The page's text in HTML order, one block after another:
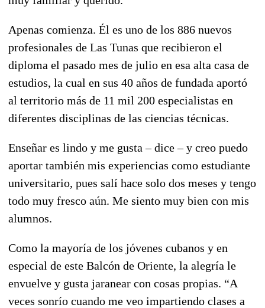
Apenas comienza. Él es uno de los 886 nuevos
profesionales de Las Tunas que recibieron el
diploma el pasado mes de julio en esa alta casa de
estudios, la cual en sus 40 años de fundada aportó
al territorio más de 11 mil 200 especialistas en
diferentes disciplinas de las ciencias técnicas.
Enseñar es lindo y me gusta – dice – y creo puedo
aportar también mis experiencias como estudiante
universitario, pues salí hace solo dos meses y tengo
todo muy fresco aún. Me siento muy bien con mis
alumnos.
Como la mayoría de los jóvenes cubanos y en
especial de este Balcón de Oriente, la alegría le
envuelve y gusta jaranear con cosas propias. “A
veces sonrío cuando me veo impartiendo clases a